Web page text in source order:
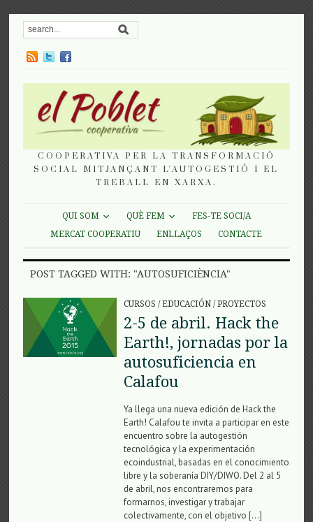
COOPERATIVA PER LA TRANSFORMACIÓ
SOCIAL MITJANÇANT L'AUTOGESTIÓ I EL
TREBALL EN XARXA.
QUI SOM QUÈ FEM
FES-TE SOCI/A
MERCAT COOPERATIU
ENLLAÇOS CONTACTE
POST TAGGED WITH: "AUTOSUFICIÈNCIA"
CURSOS /EDUCACIÓN/PROYECTOS
2-5 de abril. Hack the
Earth!, jornadas por la
autosuficiencia en
Calafou
Ya llega una nueva edición de Hack the
Earth! Calafou te invita a participar en este
encuentro sobre la autogestión
tecnológica y la experimentación
ecoindustrial, basadas en el conocimiento
libre y la soberanía DIY/DIWO. Del 2 al 5
de abril, nos encontraremos para
formarnos, investigar y trabajar
colectivamente, con el objetivo […]